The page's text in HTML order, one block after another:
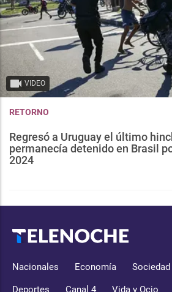
VIDEO
RETORNO
Regresó a Uruguay el último
permanecía detenido en Brasil
2024
Nacionales Economía Sociedad